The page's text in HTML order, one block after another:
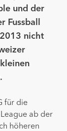
und der
Fussball
nicht
für die
ab der
höheren